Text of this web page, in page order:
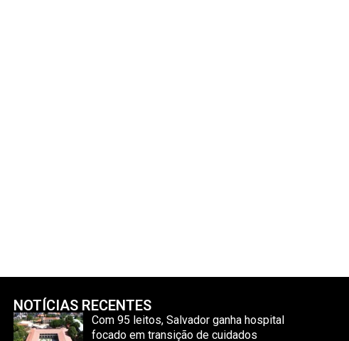
NOTÍCIAS RECENTES
Com 95 leitos, Salvador ganha hospital
focado em transição de cuidados